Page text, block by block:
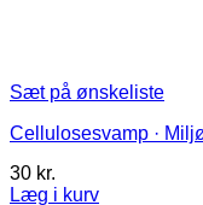
Sæt på ønskeliste
Cellulosesvamp ·
30 kr.
Læg i kurv